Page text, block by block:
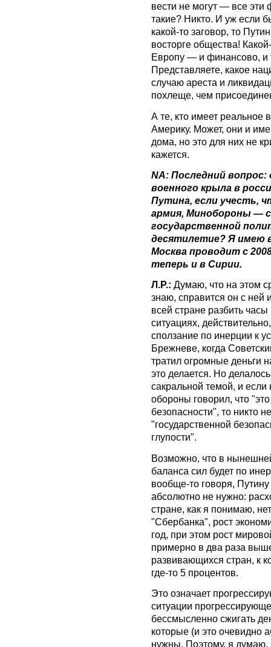
вести не могут — все
такие? Никто. И уж если
какой-то заговор, то
восторге общества!
Европу — и финансово, и
Представляете, какое
случаю ареста и
похлеще, чем
А те, кто имеет реальное
Америку. Может, они и
дома, но это для них не
кажется.
NA: Последний
военного крыла в
Путина, если учесть,
армия, Минобороны —
государственной
десятилетие? Я имею
Москва проводит с
теперь и в Сирии.
Л.Р.: Думаю, что на этом
знаю, справится он с ней
всей стране разбить
ситуациях,
сползание по инерции к
Брежневе, когда
тратил огромные деньги
это делается. Но
сакральной темой, и
обороны говорил, что
безопасности", то никто
"государственной
глупости".
Возможно, что в
баланса сил будет по
вообще-то говоря,
абсолютно не нужно:
стране, как я понимаю,
"Сбербанка", рост
год, при этом рост
примерно в два раза
развивающихся стран, к
где-то 5 процентов.
Это означает
ситуации
бессмысленно сжигать
которые (и это очевидно
нужны. Поэтому, я думаю,